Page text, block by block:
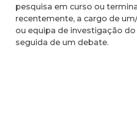
pesquisa em curso ou
recentemente, a cargo de
ou equipa de investigação do
seguida de um debate.